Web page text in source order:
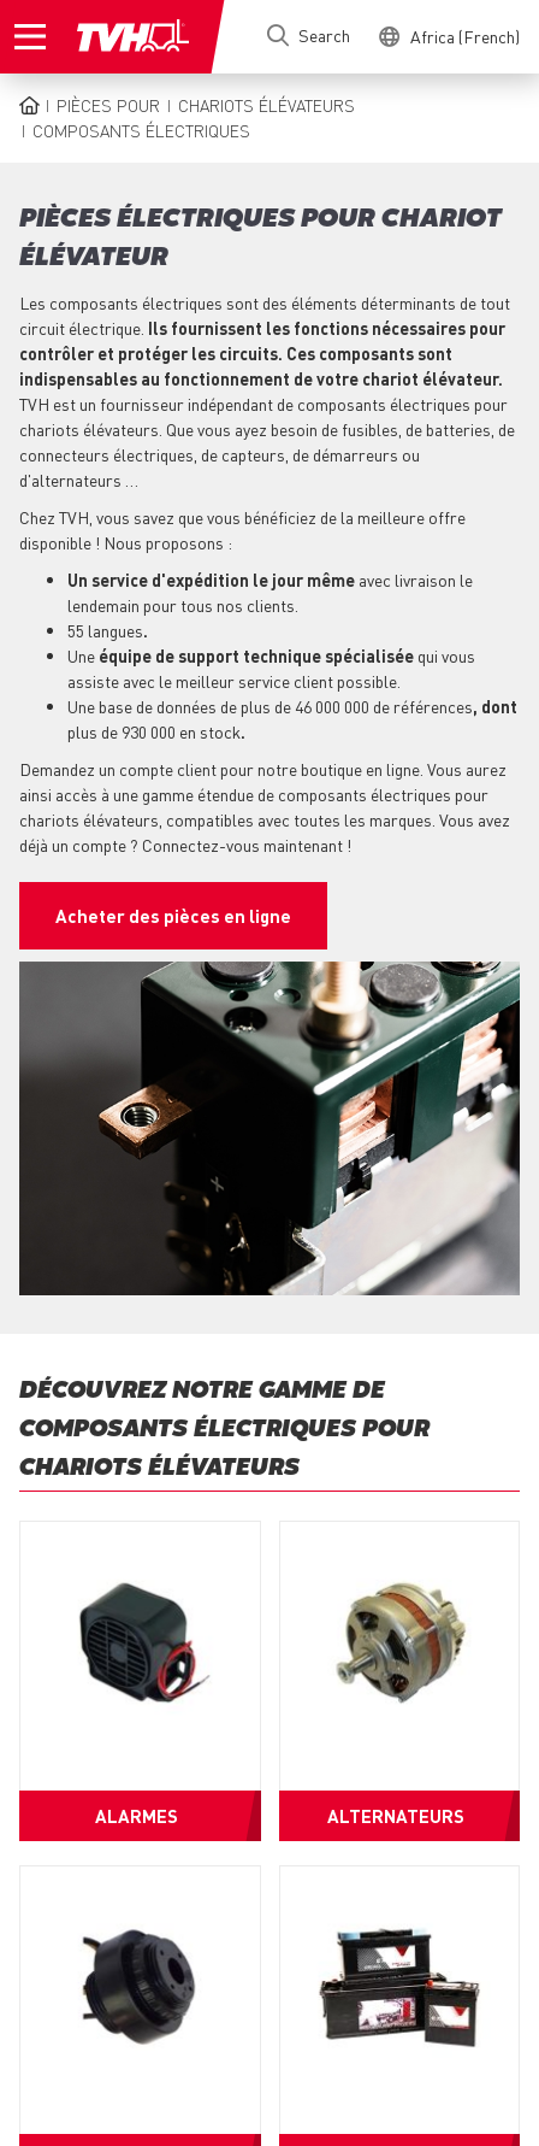
to
Search Africa (French)
BREADCRUMB
PIÈCES POUR
CHARIOTS ÉLÉVATEURS
COMPOSANTS ÉLECTRIQUES
PIÈCES ÉLECTRIQUES POUR CHARIOT
ÉLÉVATEUR
Les composants électriques sont des éléments déterminants de tout
circuit électrique. Ils fournissent les fonctions nécessaires pour
contrôler et protéger les circuits. Ces composants sont
indispensables au fonctionnement de votre chariot élévateur.
TVH est un fournisseur indépendant de composants électriques pour
chariots élévateurs. Que vous ayez besoin de fusibles, de batteries, de
connecteurs électriques, de capteurs, de démarreurs ou
d'alternateurs …
Chez TVH, vous savez que vous bénéficiez de la meilleure offre
disponible ! Nous proposons :
Un service d'expédition le jour même avec livraison le
lendemain pour tous nos clients.
55 langues.
Une équipe de support technique spécialisée qui vous
assiste avec le meilleur service client possible.
Une base de données de plus de 46 000 000 de références, dont
plus de 930 000 en stock.
Demandez un compte client pour notre boutique en ligne. Vous aurez
ainsi accès à une gamme étendue de composants électriques pour
chariots élévateurs, compatibles avec toutes les marques. Vous avez
déjà un compte ? Connectez-vous maintenant !
Acheter des pièces en ligne
DÉCOUVREZ NOTRE GAMME DE
COMPOSANTS ÉLECTRIQUES POUR
CHARIOTS ÉLÉVATEURS
ALARMES ALTERNATEURS